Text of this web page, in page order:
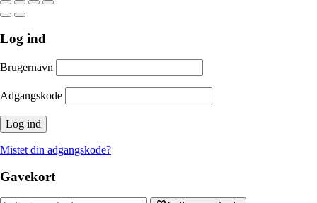
Log ind
Brugernavn
Adgangskode
Mistet din adgangskode?
Gavekort